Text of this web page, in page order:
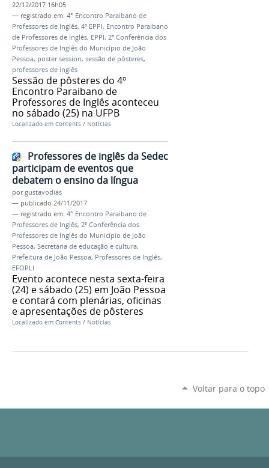
22/12/2017 16h05
— registrado em: 4° Encontro Paraibano de
Professores de Inglês, 4º EPPI, Encontro Paraibano
de Professores de Inglês, EPPI, 2ª Conferência dos
Professores de Inglês do Município de João
Pessoa, poster session, sessão de pôsteres,
professores de inglês
Sessão de pôsteres do 4º
Encontro Paraibano de
Professores de Inglês aconteceu
no sábado (25) na UFPB
Localizado em Contents / Notícias
Professores de inglês da Sedec
participam de eventos que
debatem o ensino da língua
porgustavodias
— publicado 24/11/2017
— registrado em: 4° Encontro Paraibano de
Professores de Inglês, 2ª Conferência dos
Professores de Inglês do Município de João
Pessoa, Secretaria de educação e cultura,
Prefeitura de João Pessoa, Professores de Inglês,
EFOPLI
Evento acontece nesta sexta-feira
(24) e sábado (25) em João Pessoa
e contará com plenárias, oficinas
e apresentações de pôsteres
Localizado em Contents / Notícias
Voltar para o topo